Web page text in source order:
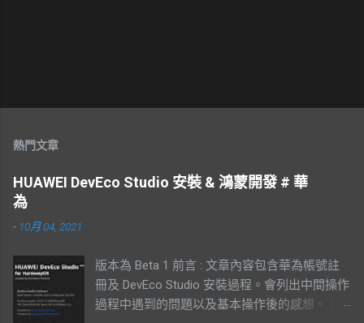
熱門文章
HUAWEI DevEco Studio 安裝 & 鴻蒙開發 # 華
為
- 10月 04, 2021
版本為 Beta 1 前言 : 文章內容包含華為帳號註
冊及 DevEco Studio 安裝過程。會列出中間操作
過程中遇到的問題以及基本操作後的感想。 華